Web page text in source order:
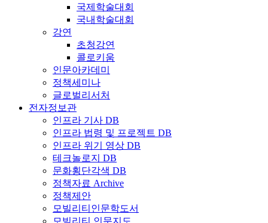
국제학술대회
국내학술대회
강연
초청강연
콜로키움
인문아카데미
정책세미나
글로벌리서처
전자정보관
인프라 기사 DB
인프라 법령 및 프로젝트 DB
인프라 위기 영상 DB
테크놀로지 DB
문화횡단각색 DB
정책자료 Archive
정책제안
모빌리티인문학도서
모빌리티 인문지도